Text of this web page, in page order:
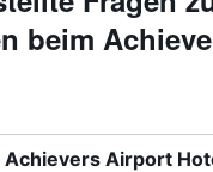
beim
Achievers Airport